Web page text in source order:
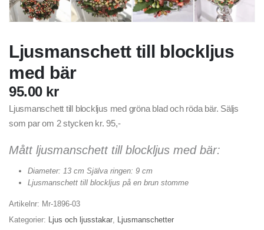
Ljusmanschett till blockljus
med bär
95.00 kr
Ljusmanschett till blockljus med gröna blad och röda bär. Säljs
som par om 2 stycken kr. 95,-
Mått ljusmanschett till blockljus med bär:
Diameter: 13 cm Själva ringen: 9 cm
Ljusmanschett till blockljus på en brun stomme
Artikelnr: Mr-1896-03
Kategorier: Ljus och ljusstakar Ljusmanschetter